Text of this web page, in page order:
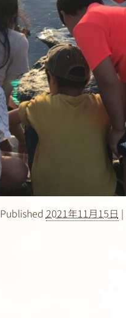
Published 2021年11月15日 |